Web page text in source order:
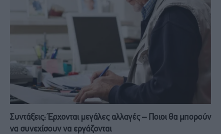
Συντάξεις: Έρχονται μεγάλες αλλαγές – Ποιοι θα μπορούν
να συνεχίσουν να εργάζονται